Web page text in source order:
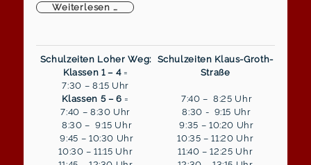
Weiterlesen … Aktuelles zu den Schülerfahrkarten ab
Schulzeiten Loher Weg:
Klassen 1 – 4 =
7:30 – 8:15 Uhr
Klassen 5 – 6 =
7:40 – 8:30 Uhr
8:30 – 9:15 Uhr
9:45 – 10:30 Uhr
10:30 – 11:15 Uhr
Schulzeiten Klaus-Groth-
Straße
7:40 – 8:25 Uhr
8:30 - 9:15 Uhr
9:35 – 10:20 Uhr
10:35 – 11:20 Uhr
11:40 – 12:25 Uhr